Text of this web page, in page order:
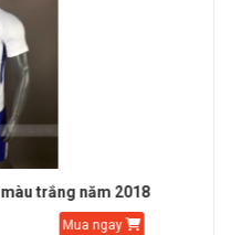
trắng năm 2018
Mua ngay